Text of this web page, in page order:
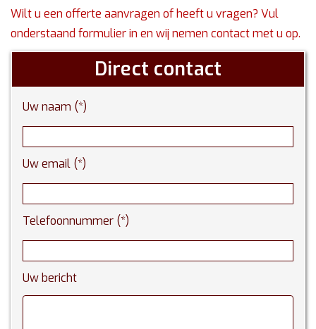
Wilt u een offerte aanvragen of heeft u vragen? Vul
onderstaand formulier in en wij nemen contact met u op.
Direct contact
Uw naam (*)
Uw email (*)
Telefoonnummer (*)
Uw bericht